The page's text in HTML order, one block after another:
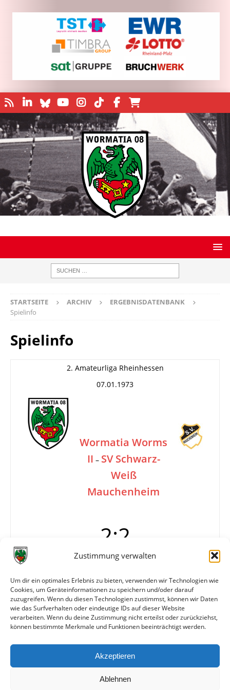
Zustimmung verwalten
Um dir ein optimales Erlebnis zu bieten, verwenden wir Technologien wie
Cookies, um Geräteinformationen zu speichern und/oder darauf
zuzugreifen. Wenn du diesen Technologien zustimmst, können wir Daten
wie das Surfverhalten oder eindeutige IDs auf dieser Website
verarbeiten. Wenn du deine Zustimmung nicht erteilst oder zurückziehst,
können bestimmte Merkmale und Funktionen beeinträchtigt werden.
Akzeptieren
Ablehnen
STARTSEITE ARCHIV
ERGEBNISDATENBANK
Spielinfo
Spielinfo
2. Amateurliga Rheinhessen
07.01.1973
Wormatia Worms
II – SV Schwarz-
Weiß
Mauchenheim
2:2
2:0 Neumann (60.)
2:1 Schüttler (Eigentor)
2:2 Schüttler (75./Eigentor)
Alle bisherigen Partien der beiden Mannschaften
anzeigen